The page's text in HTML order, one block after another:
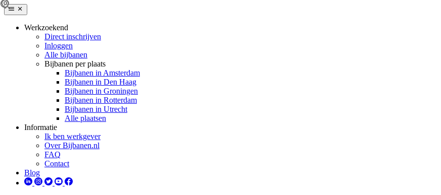
Werkzoekend
Direct inschrijven
Inloggen
Alle bijbanen
Bijbanen per plaats
Bijbanen in Amsterdam
Bijbanen in Den Haag
Bijbanen in Groningen
Bijbanen in Rotterdam
Bijbanen in Utrecht
Alle plaatsen
Informatie
Ik ben werkgever
Over Bijbanen.nl
FAQ
Contact
Blog